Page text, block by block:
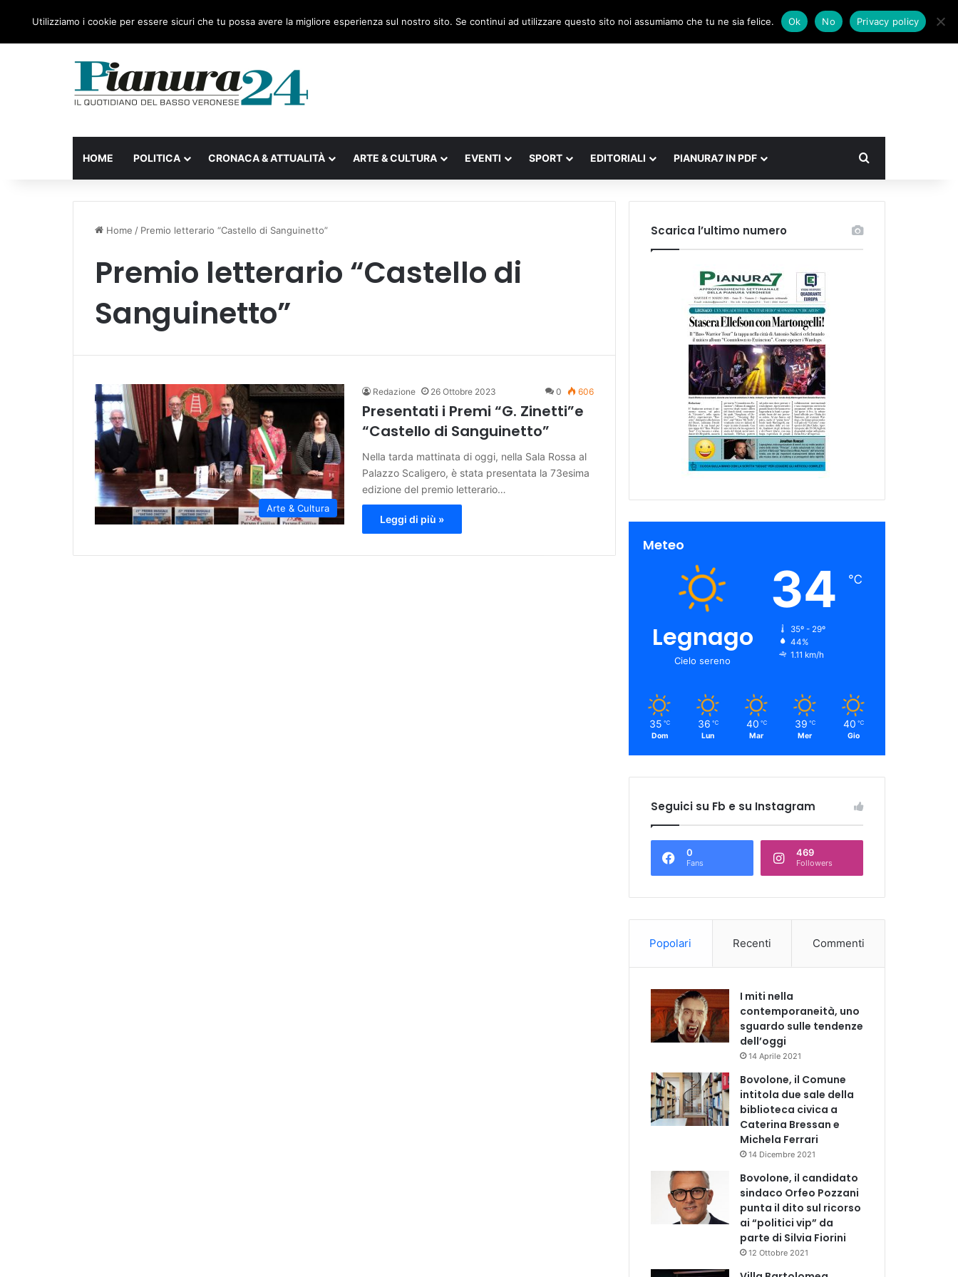
Facebook
X Instagram
AccediUn articolo a caso
Barra laterale
HOME POLITICA CRONACA & ATTUALITÀ ARTE & CULTURA EVENTI SPORT EDITORIALI PIANURA7 IN PDF Cerca
Home / Premio letterario “Castello di Sanguinetto”
Premio letterario “Castello di
Sanguinetto”
Arte & Cultura
Redazione 26 Ottobre 2023 0 606
Presentati i Premi “G. Zinetti”e
“Castello di Sanguinetto”
Nella tarda mattinata di oggi, nella Sala Rossa al
Palazzo Scaligero, è stata presentata la 73esima
edizione del premio letterario…
Leggi di più »
Scarica l’ultimo numero
Meteo
Legnago
Cielo sereno
34 ℃
35º - 29º
44%
1.11 km/h
35 ℃
Dom
36 ℃
Lun
40 ℃
Mar
39 ℃
Mer
40 ℃
Gio
Seguici su Fb e su Instagram
0
Fans
469
Followers
Popolari Recenti Commenti
I miti nella
contemporaneità, uno
sguardo sulle tendenze
dell’oggi
14 Aprile 2021
Bovolone, il Comune
intitola due sale della
biblioteca civica a
Caterina Bressan e
Michela Ferrari
14 Dicembre 2021
Bovolone, il candidato
sindaco Orfeo Pozzani
punta il dito sul ricorso
ai “politici vip” da
parte di Silvia Fiorini
12 Ottobre 2021
Utilizziamo i cookie per essere sicuri che tu possa avere la migliore esperienza sul nostro sito. Se continui ad utilizzare questo sito noi assumiamo che tu ne sia felice. Ok No Privacy policy